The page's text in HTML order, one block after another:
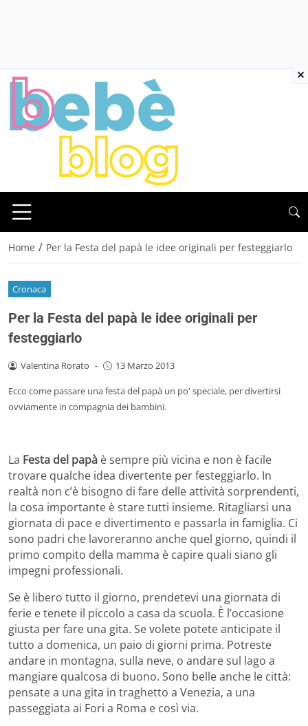
Home / Per la Festa del papà le idee originali per festeggiarlo
Cronaca
Per la Festa del papà le idee originali per
festeggiarlo
Valentina Rorato - 13 Marzo 2013
Ecco come passare una festa del papà un po' speciale, per divertirsi
ovviamente in compagnia dei bambini.
La Festa del papà è sempre più vicina e non è facile
trovare qualche idea divertente per festeggiarlo. In
realtà non c’è bisogno di fare delle attività sorprendenti,
la cosa importante è stare tutti insieme. Ritagliarsi una
giornata di pace e divertimento e passarla in famiglia. Ci
sono padri che lavoreranno anche quel giorno, quindi il
primo compito della mamma è capire quali siano gli
impegni professionali.
Se è libero tutto il giorno, prendetevi una giornata di
ferie e tenete il piccolo a casa da scuola. È l’occasione
giusta per fare una gita. Se volete potete anticipate il
tutto a domenica, un paio di giorni prima. Potreste
andare in montagna, sulla neve, o andare sul lago a
mangiare qualcosa di buono. Sono belle anche le città:
pensate a una gita in traghetto a Venezia, a una
passeggiata ai Fori a Roma e così via.
×